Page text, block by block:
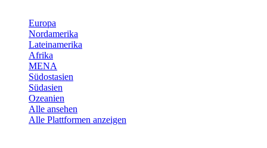
Europa
Nordamerika
Lateinamerika
Afrika
MENA
Südostasien
Südasien
Ozeanien
Alle ansehen
Alle Plattformen anzeigen